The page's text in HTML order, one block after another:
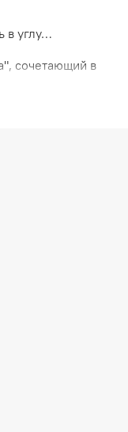
в углу…
сочетающий в
использования
спинки, который